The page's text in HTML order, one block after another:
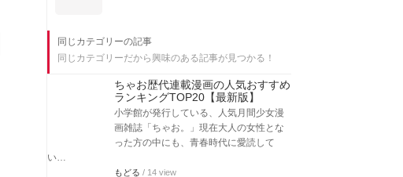
同じカテゴリーの記事
同じカテゴリーだから興味のある記事が見つかる！
ちゃお歴代連載漫画の人気おすすめ
ランキングTOP20【最新版】
小学館が発行している、人気月間少女漫
画雑誌「ちゃお。」現在大人の女性とな
った方の中にも、青春時代に愛読して
い…
もどる / 14 view